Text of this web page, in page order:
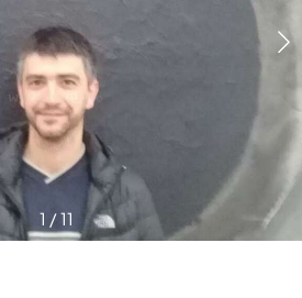
1 /11